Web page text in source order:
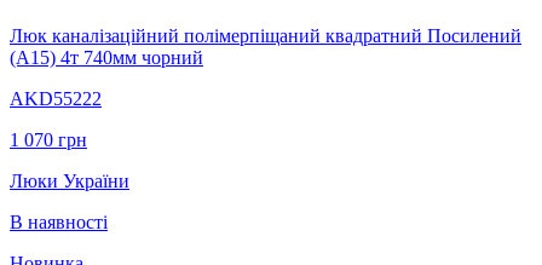
Люк каналізаційний полімерпіщаний квадратний Посилений
(А15) 4т 740мм чорний
AKD55222
1 070 грн
Люки України
В наявності